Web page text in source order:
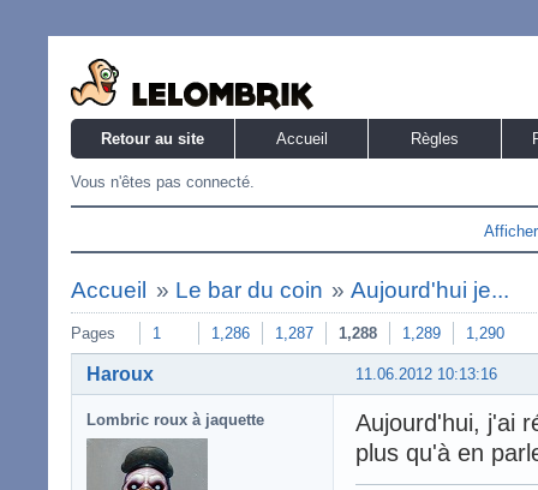
Retour au site Accueil Règles
Vous n'êtes pas connecté.
Accueil » Le bar du coin »Aujourd'hui je...
Pages 1 1,286 1,287 1,288 1,289 1,290
11.06.2012 10:13:16
Haroux
Lombric roux à jaquette
Aujourd'hui, j'ai
plus qu'à en